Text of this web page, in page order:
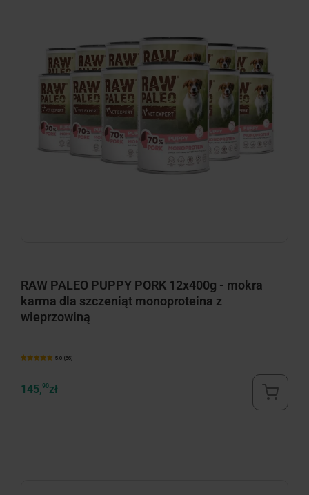
RAW PALEO PUPPY PORK 12x400g - mokra
karma dla szczeniąt monoproteina z
wieprzowiną
5.0 (66)
145,90zł